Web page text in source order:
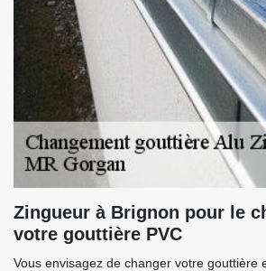
Zingueur à Brignon pour le
votre gouttière PVC
Vous envisagez de changer votre gouttière